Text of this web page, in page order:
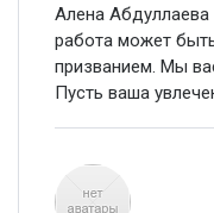
Алена
работа может
призванием. Мы
Пусть ваша